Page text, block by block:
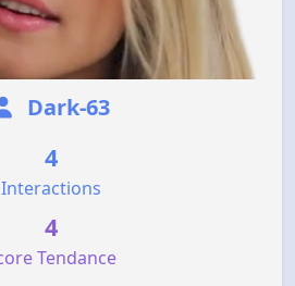
Dark-63
4
Interactions
4
Tendance